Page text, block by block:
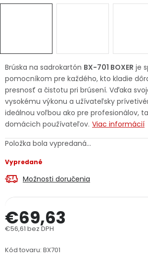
Doprava a platba Váš
Kontakty
PODPORA
Reklamačný formulár
Podmienky ochrany osobných údajov
Přihlášení
Brúska na sadrokartón BX-701 BOXER je
pomocníkom pre každého, kto kladie
presnosť a čistotu pri brúsení. Vďaka
vysokému výkonu a užívateľsky
ideálnou voľbou ako pre profesionálov,
domácich používateľov. Viac informácií
Položka bola vypredaná…
Vypredané
Možnosti doručenia
€69,63
€56,61 bez DPH
Kód tovaru: BX701